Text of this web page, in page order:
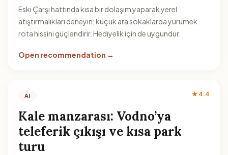
Eski Çarşı hattında kısa bir dolaşım yaparak yerel
atıştırmalıkları deneyin; küçük ara sokaklarda yürümek
rota hissini güçlendirir. Hediyelik için de uygundur.
Open recommendation →
AI ★ 4.4
Kale manzarası: Vodno’ya
teleferik çıkışı ve kısa park
turu